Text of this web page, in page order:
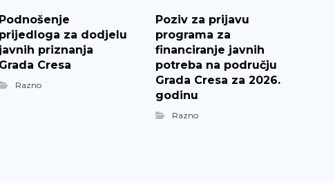
Podnošenje
prijedloga za dodjelu
javnih priznanja
Grada Cresa
Razno
Poziv za prijavu
programa za
financiranje javnih
potreba na području
Grada Cresa za 2026.
godinu
Razno